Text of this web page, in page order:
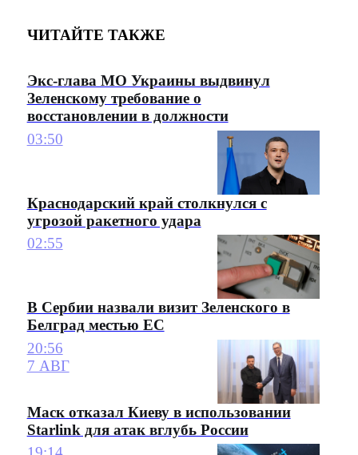
ЧИТАЙТЕ ТАКЖЕ
Экс-глава МО Украины выдвинул
Зеленскому требование о
восстановлении в должности
03:50
Краснодарский край столкнулся с
угрозой ракетного удара
02:55
В Сербии назвали визит Зеленского в
Белград местью ЕС
20:56
7 АВГ
Маск отказал Киеву в использовании
Starlink для атак вглубь России